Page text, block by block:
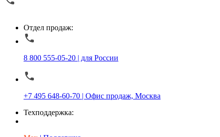
Отдел продаж:
8 800 555-05-20 | для России
+7 495 648-60-70 | Офис продаж, Москва
Техподдержка: